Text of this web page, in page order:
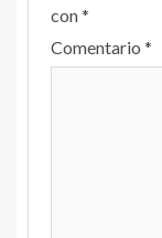
con*
Comentario *